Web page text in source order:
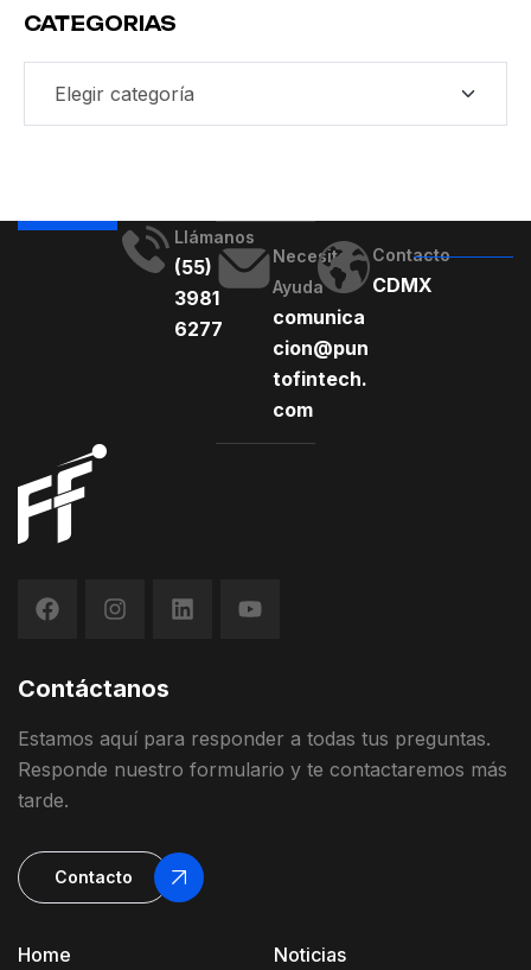
CATEGORIAS
Llámanos
(55)
3981
6277
Necesito
Ayuda
comunica
cion@pun
tofintech.
com
Contacto
CDMX
Home Noticias
Contáctanos
Estamos aquí para responder a todas tus preguntas.
Responde nuestro formulario y te contactaremos más
tarde.
Contacto